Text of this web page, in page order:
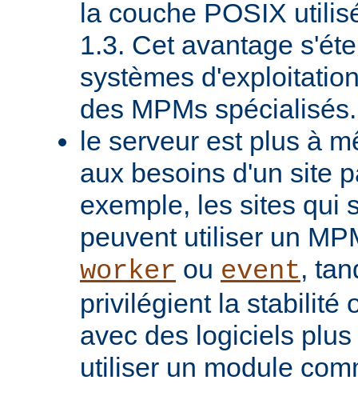
la couche POSIX
1.3. Cet avantage
systèmes
des MPMs spécialisés.
le serveur est plus à
aux besoins d'un site
exemple, les sites qui
peuvent utiliser un
worker ou event,
privilégient la stabilité
avec des logiciels
utiliser un module